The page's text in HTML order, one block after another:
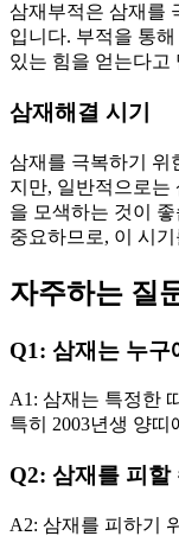
삼재부적은 삼재를
입니다. 부적을 통
있는 힘을 얻는다고
삼재해결 시기
삼재를 극복하기 위
지만, 일반적으로는
을 모색하는 것이
중요하므로, 이 시
자주하는 질
Q1: 삼재는 누구
A1: 삼재는 특정한
특히 2003년생 양
Q2: 삼재를 피할
A2: 삼재를 피하기